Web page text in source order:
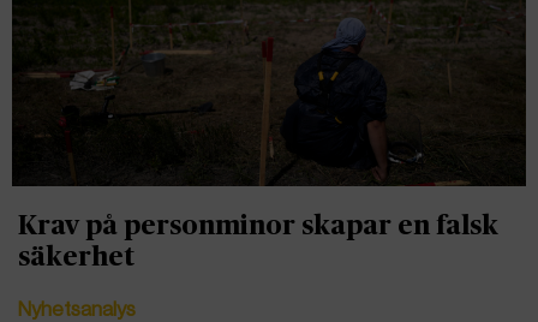
Krav på personminor skapar en falsk
säkerhet
Nyhetsanalys